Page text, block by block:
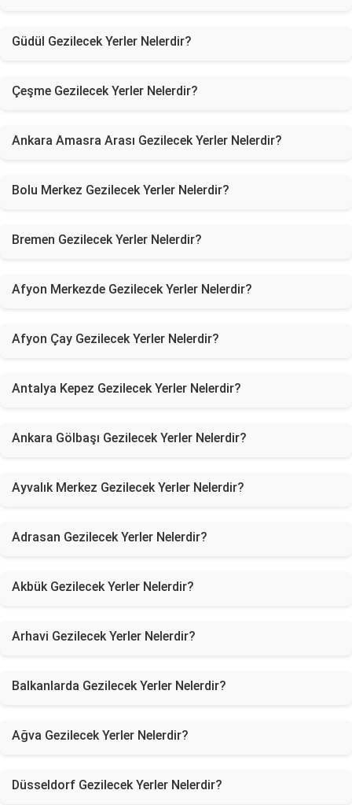
Güdül Gezilecek Yerler Nelerdir?
Çeşme Gezilecek Yerler Nelerdir?
Ankara Amasra Arası Gezilecek Yerler Nelerdir?
Bolu Merkez Gezilecek Yerler Nelerdir?
Bremen Gezilecek Yerler Nelerdir?
Afyon Merkezde Gezilecek Yerler Nelerdir?
Afyon Çay Gezilecek Yerler Nelerdir?
Antalya Kepez Gezilecek Yerler Nelerdir?
Ankara Gölbaşı Gezilecek Yerler Nelerdir?
Ayvalık Merkez Gezilecek Yerler Nelerdir?
Adrasan Gezilecek Yerler Nelerdir?
Akbük Gezilecek Yerler Nelerdir?
Arhavi Gezilecek Yerler Nelerdir?
Balkanlarda Gezilecek Yerler Nelerdir?
Ağva Gezilecek Yerler Nelerdir?
Düsseldorf Gezilecek Yerler Nelerdir?